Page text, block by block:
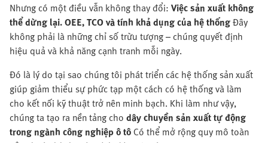
Nhưng có một điều vẫn không thay đổi: Việc sản xuất không
thể dừng lại. OEE, TCO và tính khả dụng của hệ thốngĐây
không phải là những chỉ số trừu tượng – chúng quyết định
hiệu quả và khả năng cạnh tranh mỗi ngày.
Đó là lý do tại sao chúng tôi phát triển các hệ thống sản xuất
giúp giảm thiểu sự phức tạp một cách có hệ thống và làm
cho kết nối kỹ thuật trở nên minh bạch. Khi làm như vậy,
chúng ta tạo ra nền tảng cho dây chuyền sản xuất tự động
trong ngành công nghiệp ô tôCó thể mở rộng quy mô toàn